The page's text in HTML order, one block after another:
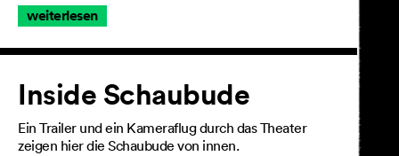
weiterlesen
Inside Schaubude
Ein Trailer und ein Kameraflug durch das Theater
zeigen hier die Schaubude von innen.